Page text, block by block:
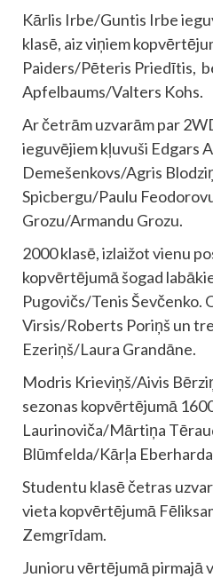
Kārlis Irbe/Guntis Irbe
klasē, aiz viņiem
Paiders/Pēteris Priedītis,
Apfelbaums/Valters Kohs.
Ar četrām uzvarām par
ieguvējiem kļuvuši Edgars
Demešenkovs/Agris
Spicbergu/Paulu
Grozu/Armandu Grozu.
2000 klasē, izlaižot vienu
kopvērtējumā šogad
Pugovičs/Tenis Ševčenko.
Virsis/Roberts Poriņš un
Ezeriņš/Laura Grandāne.
Modris Krieviņš/Aivis
sezonas kopvērtējumā
Laurinoviča/Mārtiņa
Blūmfelda/Kārļa
Studentu klasē četras
vieta kopvērtējumā
Zemgrīdam.
Junioru vērtējumā pirmajā